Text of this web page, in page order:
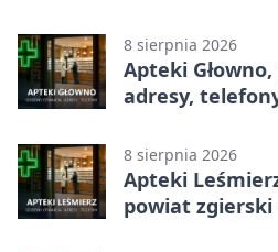
8 sierpnia 2026
Apteki
adresy,
8 sierpnia 2026
Apteki
powiat zgierski